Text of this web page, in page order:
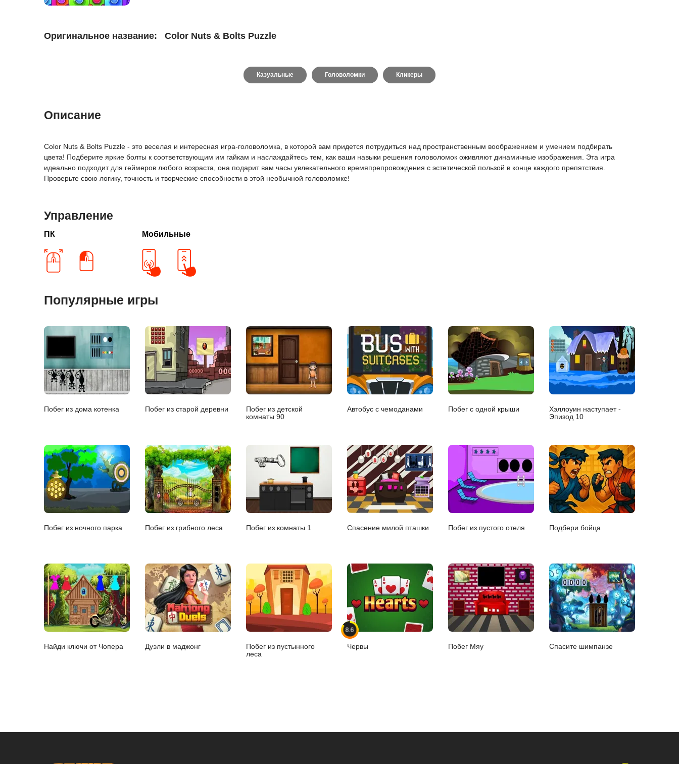
Оригинальное название: Color Nuts & Bolts Puzzle
Казуальные Головоломки Кликеры
Описание
Color Nuts & Bolts Puzzle - это веселая и интересная игра-головоломка, в которой вам придется потрудиться над пространственным воображением и умением подбирать
цвета! Подберите яркие болты к соответствующим им гайкам и наслаждайтесь тем, как ваши навыки решения головоломок оживляют динамичные изображения. Эта игра
идеально подходит для геймеров любого возраста, она подарит вам часы увлекательного времяпрепровождения с эстетической пользой в конце каждого препятствия.
Проверьте свою логику, точность и творческие способности в этой необычной головоломке!
Управление
ПК Мобильные
Популярные игры
Побег из дома котенка Побег из старой деревни
Побег из детской
комнаты 90
Автобус с чемоданами Побег с одной крыши
Хэллоуин наступает -
Эпизод 10
Побег из ночного парка Побег из грибного леса Побег из комнаты 1 Спасение милой пташки Побег из пустого отеля Подбери бойца
Найди ключи от Чопера Дуэли в маджонг
Побег из пустынного
леса
8.6
Червы Побег Мяу Спасите шимпанзе